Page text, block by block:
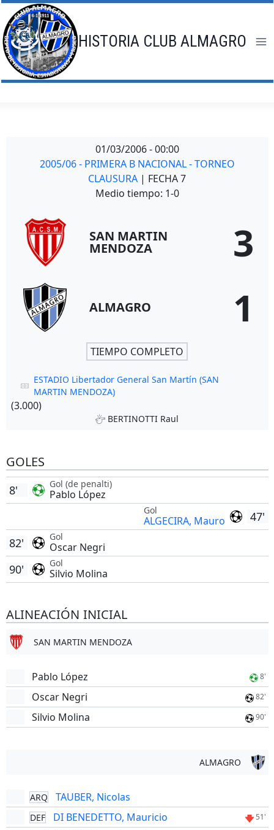
Saltar
al
contenido
HISTORIA CLUB ALMAGRO
01/03/2006 - 00:00
2005/06 - PRIMERA B NACIONAL - TORNEO
CLAUSURA | FECHA 7
Medio tiempo: 1-0
SAN MARTIN
MENDOZA 3
ALMAGRO 1
TIEMPO COMPLETO
ESTADIO Libertador General San Martín (SAN
MARTIN MENDOZA)
(3.000)
BERTINOTTI Raul
GOLES
Gol (de penalti)
Pablo López
8'
47'
Gol
ALGECIRA, Mauro
Gol
Oscar Negri
82'
Gol
Silvio Molina
90'
ALINEACIÓN INICIAL
SAN MARTIN MENDOZA
Pablo López 8'
Oscar Negri 82'
Silvio Molina 90'
ALMAGRO
ARQ TAUBER, Nicolas
DEF DI BENEDETTO, Mauricio 51'